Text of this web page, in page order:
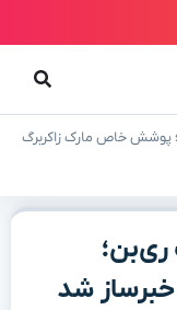
پوشش خاص مارک زاکربرگ
ری‌بن؛
شد